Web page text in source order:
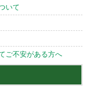
いて
ご不安がある方へ